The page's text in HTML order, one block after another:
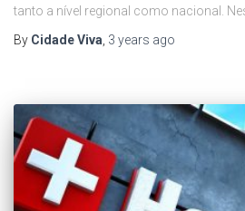
tanto a nível regional como nacional.
By Cidade Viva, 3 years ago